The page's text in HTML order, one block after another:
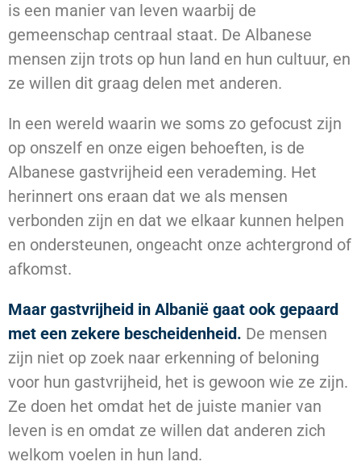
is een manier van leven waarbij de
gemeenschap centraal staat. De Albanese
mensen zijn trots op hun land en hun cultuur, en
ze willen dit graag delen met anderen.
In een wereld waarin we soms zo gefocust zijn
op onszelf en onze eigen behoeften, is de
Albanese gastvrijheid een verademing. Het
herinnert ons eraan dat we als mensen
verbonden zijn en dat we elkaar kunnen helpen
en ondersteunen, ongeacht onze achtergrond of
afkomst.
Maar gastvrijheid in Albanië gaat ook gepaard
met een zekere bescheidenheid. De mensen
zijn niet op zoek naar erkenning of beloning
voor hun gastvrijheid, het is gewoon wie ze zijn.
Ze doen het omdat het de juiste manier van
leven is en omdat ze willen dat anderen zich
welkom voelen in hun land.